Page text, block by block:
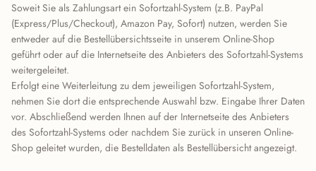
Soweit Sie als Zahlungsart ein Sofortzahl-System (z.B. PayPal
(Express/Plus/Checkout), Amazon Pay, Sofort) nutzen, werden Sie
entweder auf die Bestellübersichtsseite in unserem Online-Shop
geführt oder auf die Internetseite des Anbieters des Sofortzahl-Systems
weitergeleitet.
Erfolgt eine Weiterleitung zu dem jeweiligen Sofortzahl-System,
nehmen Sie dort die entsprechende Auswahl bzw. Eingabe Ihrer Daten
vor. Abschließend werden Ihnen auf der Internetseite des Anbieters
des Sofortzahl-Systems oder nachdem Sie zurück in unseren Online-
Shop geleitet wurden, die Bestelldaten als Bestellübersicht angezeigt.